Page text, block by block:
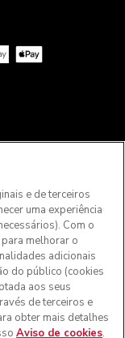
territórios
equipa de Apoio
de forma a
e de terceiros
uma experiência
Com o
melhorar o
adicionais
do público (cookies
aos seus
de terceiros e
obter mais detalhes
Aviso de cookies.